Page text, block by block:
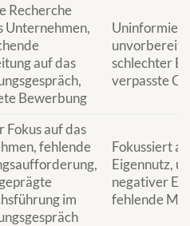
Recherche
Unternehmen,
auf das
Bewerbung
schlechter
verpasste
Fokus auf das
fehlende
im
Fokussiert
Eigennutz,
negativer
fehlende